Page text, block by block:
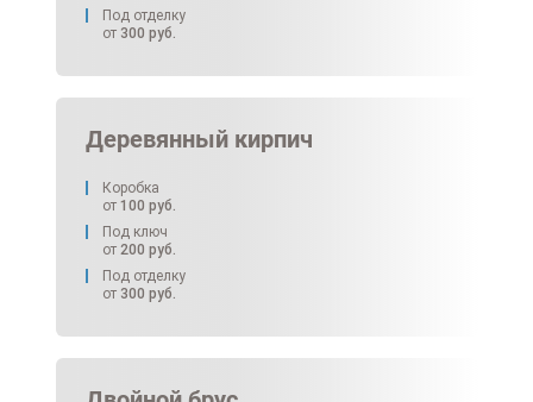
Под отделку
от 300 руб.
Деревянный кирпич
Коробка
от 100 руб.
Под ключ
от 200 руб.
Под отделку
от 300 руб.